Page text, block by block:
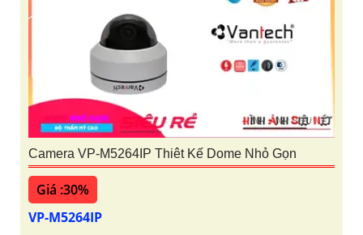
Camera VP-M5264IP Thiêt Kế Dome Nhỏ Gọn
Giá :30%
VP-M5264IP